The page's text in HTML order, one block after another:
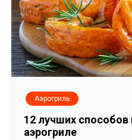
Аэрогриль
12 лучших способов
аэрогриле